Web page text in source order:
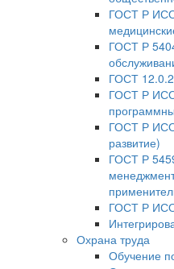
ГОСТ Р ИСО
ГОСТ Р
ГОСТ
ГОСТ Р
ГОСТ Р ИСО
развитие)
ГОСТ Р
ГОСТ Р ИСО
Охрана труда
Обучение